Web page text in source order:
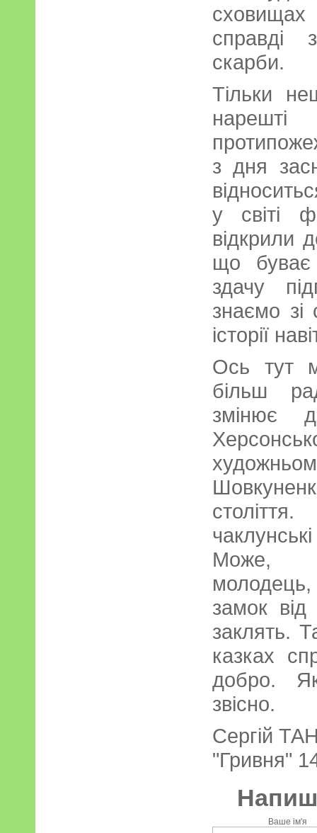
справді
скарби.
Тільки
нарешті
з дня
у світі
відкрили
що
здачу
знаємо зі
історії
Ось тут
більш
змінює
Може,
замок
заклять.
казках
добро.
звісно.
Сергій
"Гривня"
Ваше ім'я